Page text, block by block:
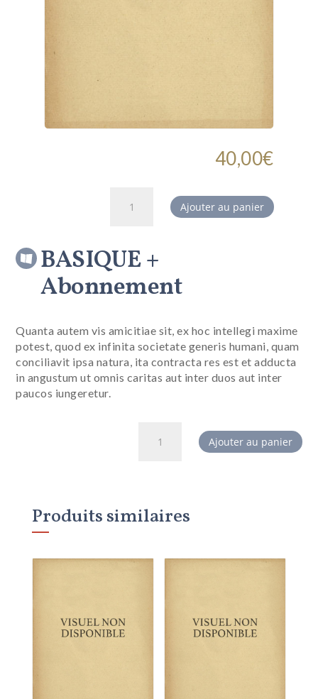
40,00€
Abonnement
Ajouter au panier
BASIQUE +
Abonnement
Quanta autem vis amicitiae sit, ex hoc intellegi maxime
potest, quod ex infinita societate generis humani, quam
conciliavit ipsa natura, ita contracta res est et adducta
in angustum ut omnis caritas aut inter duos aut inter
paucos iungeretur.
Ajouter au panier
Produits similaires